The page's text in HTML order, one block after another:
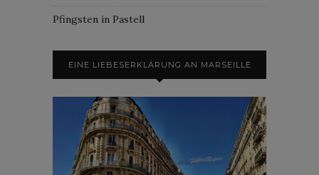
Pfingsten in Pastell
EINE LIEBESERKLÄRUNG AN MARSEILLE